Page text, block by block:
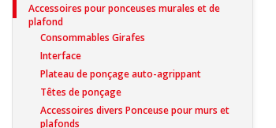
Accessoires pour ponceuses murales et de
plafond
Consommables Girafes
Interface
Plateau de ponçage auto-agrippant
Têtes de ponçage
Accessoires divers Ponceuse pour murs et
plafonds